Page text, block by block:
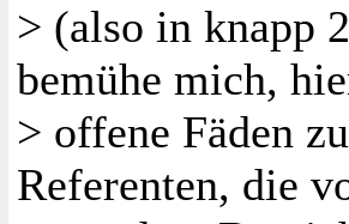
> (also in knapp
bemühe mich,
> offene Fäden
Referenten, die